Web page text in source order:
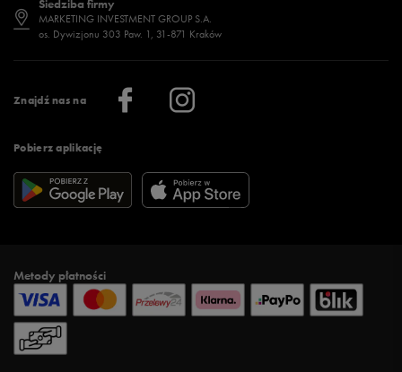
Znajdź nas na
Pobierz aplikację
Regulamin sklepu 50 style
Regulamin aplikacji 50 style
Więcej regulaminów >
Jak wybrać buty na zimę?
Więcej >
Stylizacje damskie
Sklepy stacjonarne
Klub 50 style
Praca
Informacje o firmie
Siedziba firmy
MARKETING INVESTMENT GROUP S.A.
os. Dywizjonu 303 Paw. 1, 31-871 Kraków
Metody płatności